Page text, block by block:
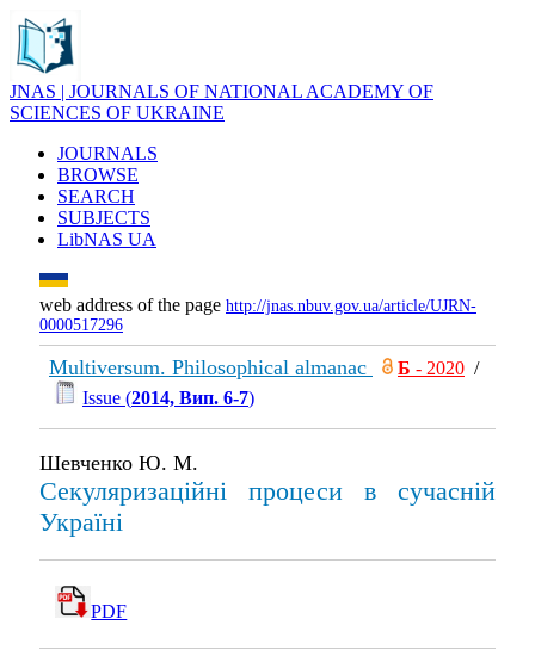
JNAS | JOURNALS OF NATIONAL ACADEMY OF
SCIENCES OF UKRAINE
JOURNALS
BROWSE
SEARCH
SUBJECTS
LibNAS UA
web address of the page http://jnas.nbuv.gov.ua/article/UJRN-
0000517296
Multiversum. Philosophical almanac Б - 2020 /
Issue (2014, Вип. 6-7)
Шевченко Ю. М.
Секуляризаційні процеси в сучасній
Україні
PDF